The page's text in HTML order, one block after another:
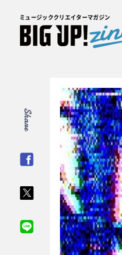
ミュージッククリエイターマガジン
Share